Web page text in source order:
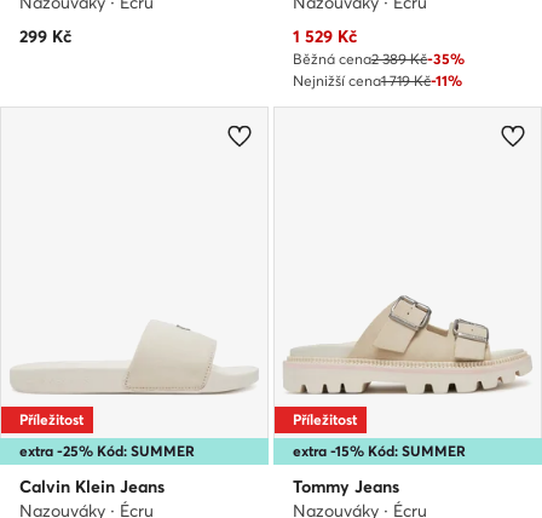
299 Kč
Aktuální cena
1 529 Kč
Běžná cena2 389 Kč-35%
Nejnižší cena1 719 Kč-11%
extra -25% Kód: SUMMER
Příležitost
Calvin Klein Jeans
Nazouváky · Écru
extra -15% Kód: SUMMER
Příležitost
Tommy Jeans
Nazouváky · Écru